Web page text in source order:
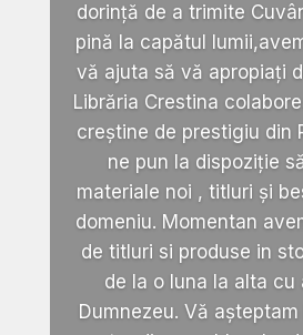
dorință de a trimite
pină la capătul
vă ajuta să vă apropiați
Librăria Crestina
creștine de prestigiu din
ne pun la dispoziție
materiale noi , titluri și
domeniu. Momentan
de titluri si produse in
de la o luna la alta cu
Dumnezeu. Vă